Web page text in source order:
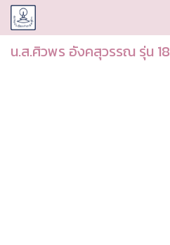
CUDAA
น.ส.ศิวพร อังคสุวรรณ รุ่น 18